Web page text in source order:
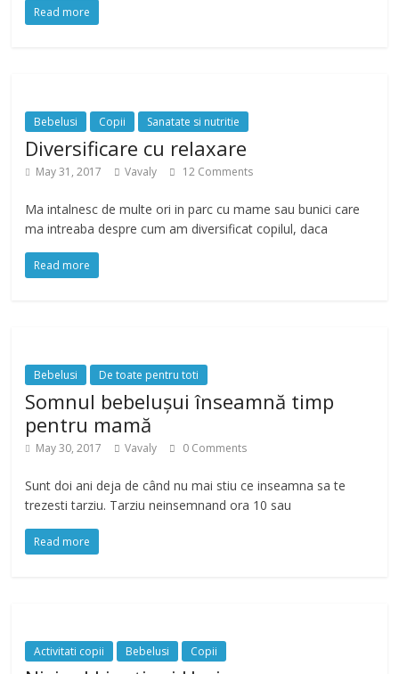
Read more
Bebelusi Copii Sanatate si nutritie
Diversificare cu relaxare
May 31, 2017 Vavaly 12 Comments
Ma intalnesc de multe ori in parc cu mame sau bunici care
ma intreaba despre cum am diversificat copilul, daca
Read more
Bebelusi De toate pentru toti
Somnul bebelușui înseamnă timp
pentru mamă
May 30, 2017 Vavaly 0 Comments
Sunt doi ani deja de când nu mai stiu ce inseamna sa te
trezesti tarziu. Tarziu neinsemnand ora 10 sau
Read more
Activitati copii Bebelusi Copii